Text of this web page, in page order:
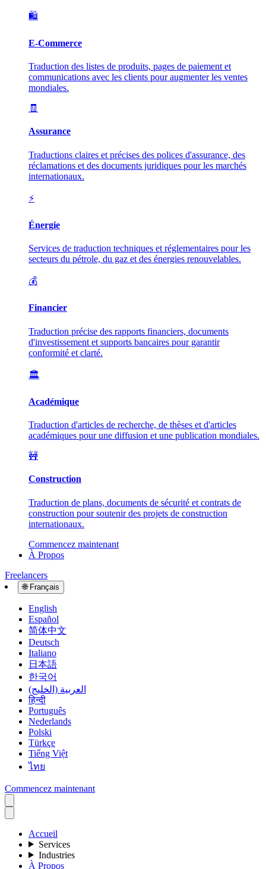
🛍️
E-Commerce
Traduction des listes de produits, pages de paiement et
communications avec les clients pour augmenter les ventes
mondiales.
🧾
Assurance
Traductions claires et précises des polices d'assurance, des
réclamations et des documents juridiques pour les marchés
internationaux.
⚡
Énergie
Services de traduction techniques et réglementaires pour les
secteurs du pétrole, du gaz et des énergies renouvelables.
💰
Financier
Traduction précise des rapports financiers, documents
d'investissement et supports bancaires pour garantir
conformité et clarté.
🏛️
Académique
Traduction d'articles de recherche, de thèses et d'articles
académiques pour une diffusion et une publication mondiales.
🚧
Construction
Traduction de plans, documents de sécurité et contrats de
construction pour soutenir des projets de construction
internationaux.
Commencez maintenant
À Propos
Freelancers
🌐 Français
English
Español
简体中文
Deutsch
Italiano
日本語
한국어
العربية (الخليج)
हिन्दी
Português
Nederlands
Polski
Türkçe
Tiếng Việt
ไทย
Commencez maintenant
Accueil
Services
Industries
À Propos